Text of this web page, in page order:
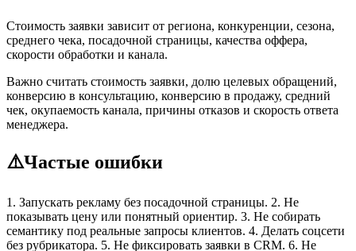
Стоимость заявки зависит от региона, конкуренции, сезона,
среднего чека, посадочной страницы, качества оффера,
скорости обработки и канала.
Важно считать стоимость заявки, долю целевых обращений,
конверсию в консультацию, конверсию в продажу, средний
чек, окупаемость канала, причины отказов и скорость ответа
менеджера.
⚠️Частые ошибки
1. Запускать рекламу без посадочной страницы. 2. Не
показывать цену или понятный ориентир. 3. Не собирать
семантику под реальные запросы клиентов. 4. Делать соцсети
без рубрикатора. 5. Не фиксировать заявки в CRM. 6. Не